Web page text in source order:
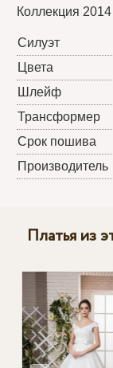
Коллекция 2014
Силуэт
Цвета
Шлейф
Трансформер
Срок пошива
Производитель
Платья из